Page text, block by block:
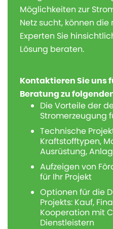
Möglichkeiten zur
Netz sucht, können
Experten Sie
Lösung beraten.
Kontaktieren Sie uns
Beratung zu
Die Vorteile der
Stromerzeugung
Technische
Kraftstofftypen,
Ausrüstung,
Aufzeigen von
für Ihr Projekt
Optionen für die
Projekts: Kauf,
Kooperation mit
Dienstleistern